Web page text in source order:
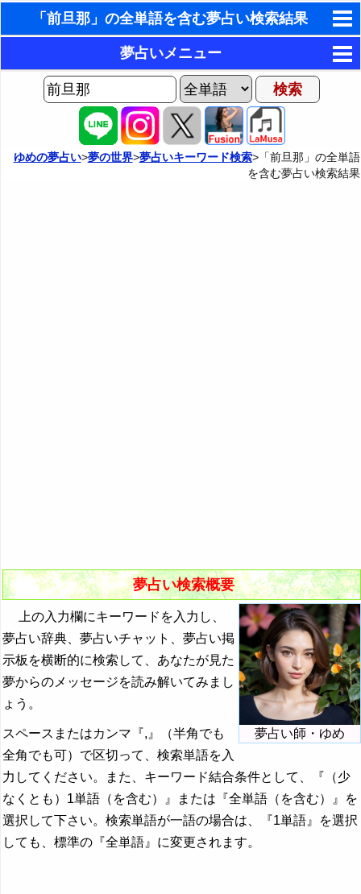
「前旦那」の全単語を含む夢占い検索結果
東洋・西洋占星術
ホラリー占星術
手相占いで未来診断
タロットカードで無料占い
夢占いメニュー
AIゆめの夢占いチャット
ヨセフの夢占い
夢占い掲示板
ゆめの夢占い>夢の世界>夢占いキーワード検索>「前旦那」の全単語
を含む夢占い検索結果
夢占い検索概要
夢占い師・ゆめ
上の入力欄にキーワードを入力し、
夢占い辞典、夢占いチャット、夢占い掲
示板を横断的に検索して、あなたが見た
夢からのメッセージを読み解いてみまし
ょう。
スペースまたはカンマ『,』（半角でも
全角でも可）で区切って、検索単語を入
力してください。また、キーワード結合条件として、『（少
なくとも）1単語（を含む）』または『全単語（を含む）』を
選択して下さい。検索単語が一語の場合は、『1単語』を選択
しても、標準の『全単語』に変更されます。